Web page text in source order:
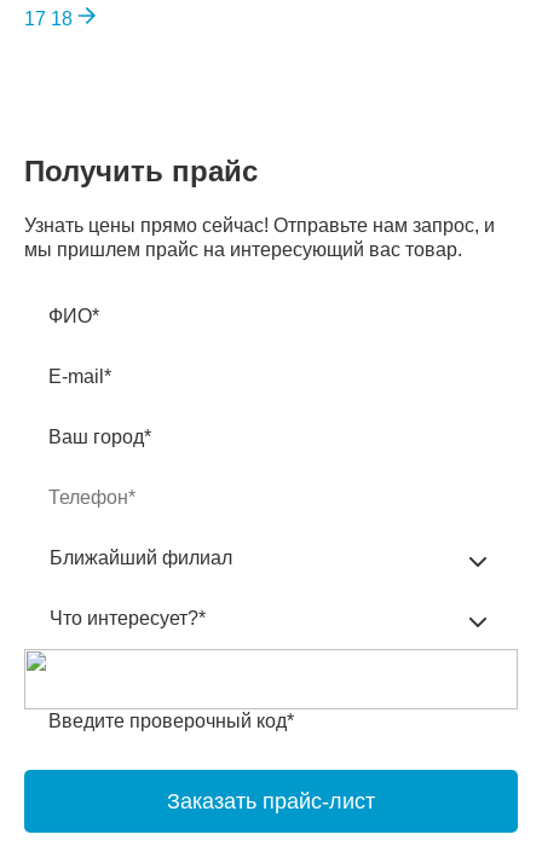
17 18
Получить прайс
Узнать цены прямо сейчас! Отправьте нам запрос, и
мы пришлем прайс на интересующий вас товар.
ФИО*
E-mail*
Ваш город*
Ближайший филиал
Что интересует?*
Введите проверочный код*
Заказать прайс-лист